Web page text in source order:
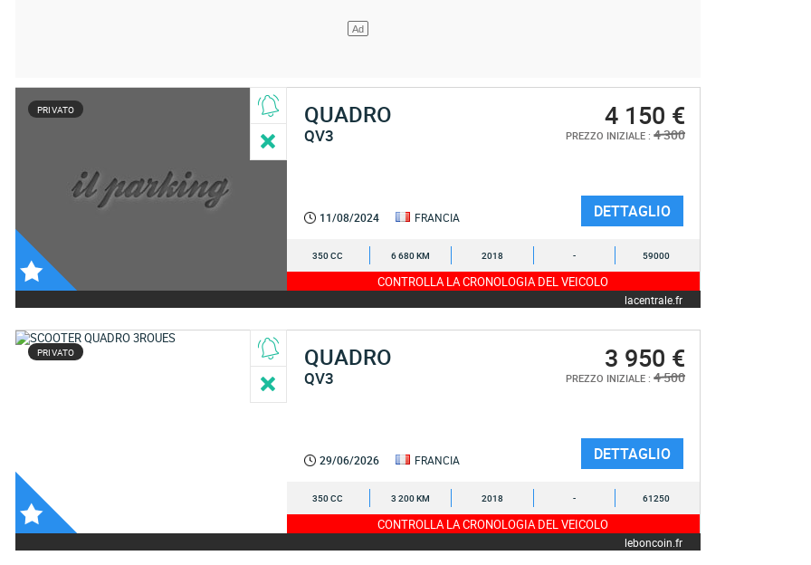
PRIVATO QUADRO
QV3
4 150 €
PREZZO INIZIALE : 4 300
11/08/2024 FRANCIA DETTAGLIO
350 CC 6 680 KM 2018 - 59000
CONTROLLA LA CRONOLOGIA DEL VEICOLO
lacentrale.fr
PRIVATO QUADRO
QV3
3 950 €
PREZZO INIZIALE : 4 500
29/06/2026 FRANCIA DETTAGLIO
350 CC 3 200 KM 2018 - 61250
CONTROLLA LA CRONOLOGIA DEL VEICOLO
leboncoin.fr